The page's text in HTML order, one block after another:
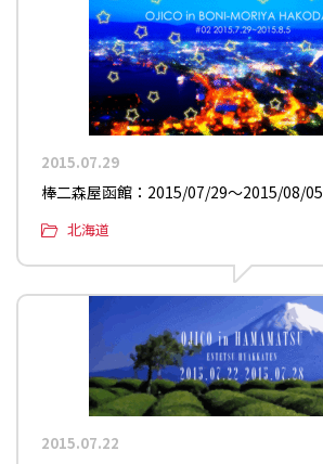
2015.07.29
棒二森屋函館：2015/07/29〜2015/08/05
北海道
2015.07.22